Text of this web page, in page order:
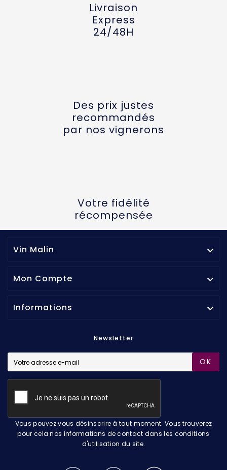
Livraison
Express
24/48H
Des prix justes
recommandés
par nos vignerons
Votre fidélité
récompensée
Vin Malin 
Mon Compte 
Informations 
Newsletter
OK
Vous pouvez vous désinscrire à tout moment. Vous trouverez
pour cela nos informations de contact dans les conditions
d'utilisation du site.